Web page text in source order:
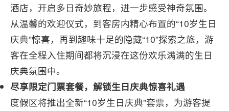
酒店，开启多日奇妙旅程，进一步感受神奇氛围。
从温馨的欢迎仪式，到客房内精心布置的“10岁生日
庆典”惊喜，再到趣味十足的隐藏“10”探索之旅，游
客在全程入住期间都将沉浸在这份欢乐满满的生日
庆典氛围中。
尽享限定门票套餐，解锁生日庆典惊喜礼遇
度假区将推出全新“10岁生日庆典”套票，为游客提